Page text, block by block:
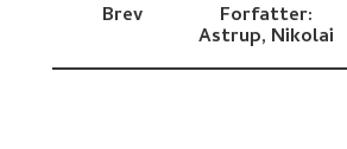
Brev Forfatter:
Astrup, Nikolai